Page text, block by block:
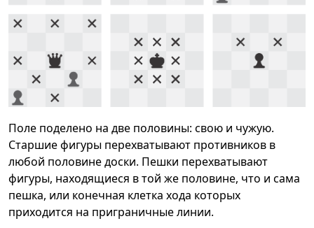
Поле поделено на две половины: свою и чужую.
Старшие фигуры перехватывают противников в
любой половине доски. Пешки перехватывают
фигуры, находящиеся в той же половине, что и сама
пешка, или конечная клетка хода которых
приходится на приграничные линии.